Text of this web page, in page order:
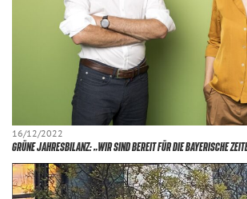
16/12/2022
GRÜNE JAHRESBILANZ: „WIR SIND BEREIT FÜR DIE BAYERISCHE